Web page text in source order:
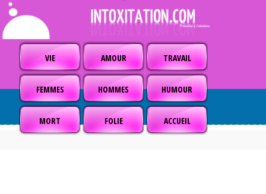
VIE AMOUR TRAVAIL
FEMMES HOMMES HUMOUR
MORT FOLIE ACCUEIL